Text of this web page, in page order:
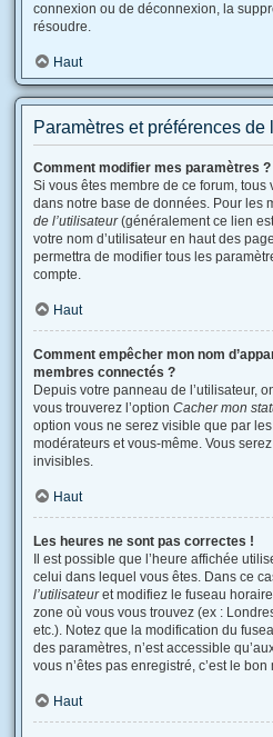
connexion ou de déconnexion, la
résoudre.
Haut
Paramètres et préférences de
Comment modifier mes paramètres ?
Si vous êtes membre de ce forum, tous
dans notre base de données. Pour les
de l’utilisateur(généralement ce lien
votre nom d’utilisateur en haut des
permettra de modifier tous les
compte.
Haut
Comment empêcher mon nom
membres connectés ?
Depuis votre panneau de l’utilisateur,
vous trouverez l’option Cacher mon
option vous ne serez visible que par
modérateurs et vous-même. Vous
invisibles.
Haut
Les heures ne sont pas correctes !
Il est possible que l’heure affichée
celui dans lequel vous êtes. Dans ce
l’utilisateuret modifiez le fuseau
zone où vous vous trouvez (ex :
etc.). Notez que la modification du
des paramètres, n’est accessible
vous n’êtes pas enregistré, c’est le
Haut